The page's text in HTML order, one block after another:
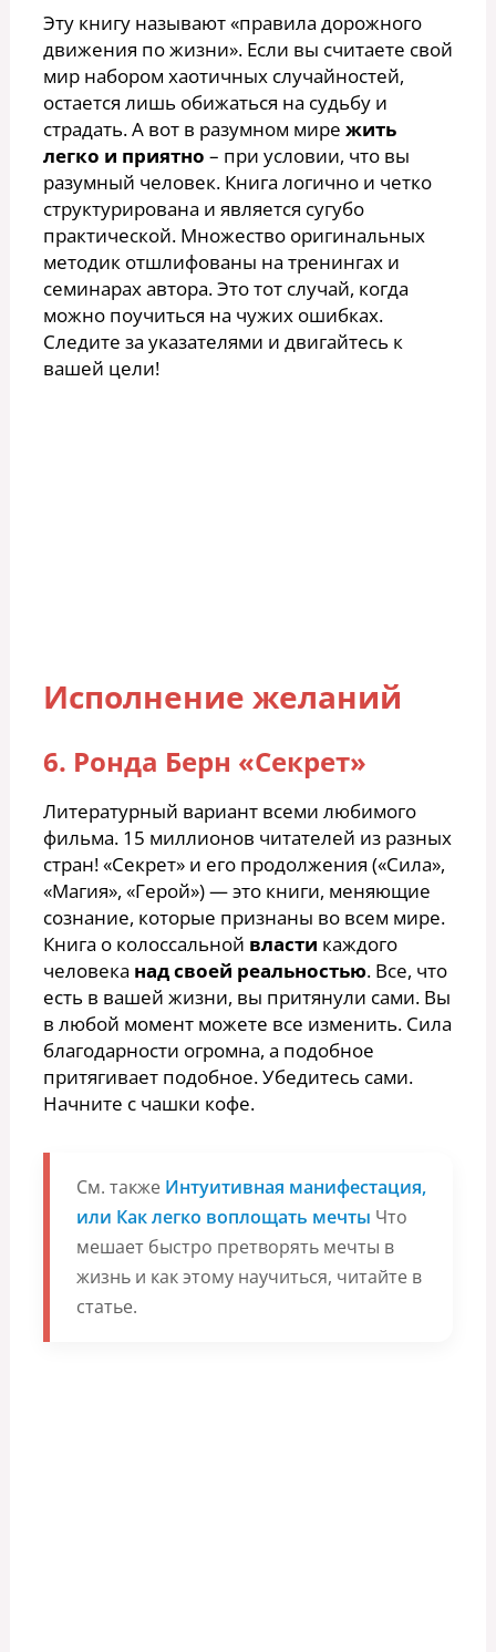
Эту книгу называют «правила дорожного
движения по жизни». Если вы считаете свой
мир набором хаотичных случайностей,
остается лишь обижаться на судьбу и
страдать. А вот в разумном мире жить
легко и приятно – при условии, что вы
разумный человек. Книга логично и четко
структурирована и является сугубо
практической. Множество оригинальных
методик отшлифованы на тренингах и
семинарах автора. Это тот случай, когда
можно поучиться на чужих ошибках.
Следите за указателями и двигайтесь к
вашей цели!
Исполнение желаний
6. Ронда Берн «Секрет»
Литературный вариант всеми любимого
фильма. 15 миллионов читателей из разных
стран! «Секрет» и его продолжения («Сила»,
«Магия», «Герой») — это книги, меняющие
сознание, которые признаны во всем мире.
Книга о колоссальной власти каждого
человека над своей реальностью. Все, что
есть в вашей жизни, вы притянули сами. Вы
в любой момент можете все изменить. Сила
благодарности огромна, а подобное
притягивает подобное. Убедитесь сами.
Начните с чашки кофе.
См. также Интуитивная манифестация,
или Как легко воплощать мечты Что
мешает быстро претворять мечты в
жизнь и как этому научиться, читайте в
статье.